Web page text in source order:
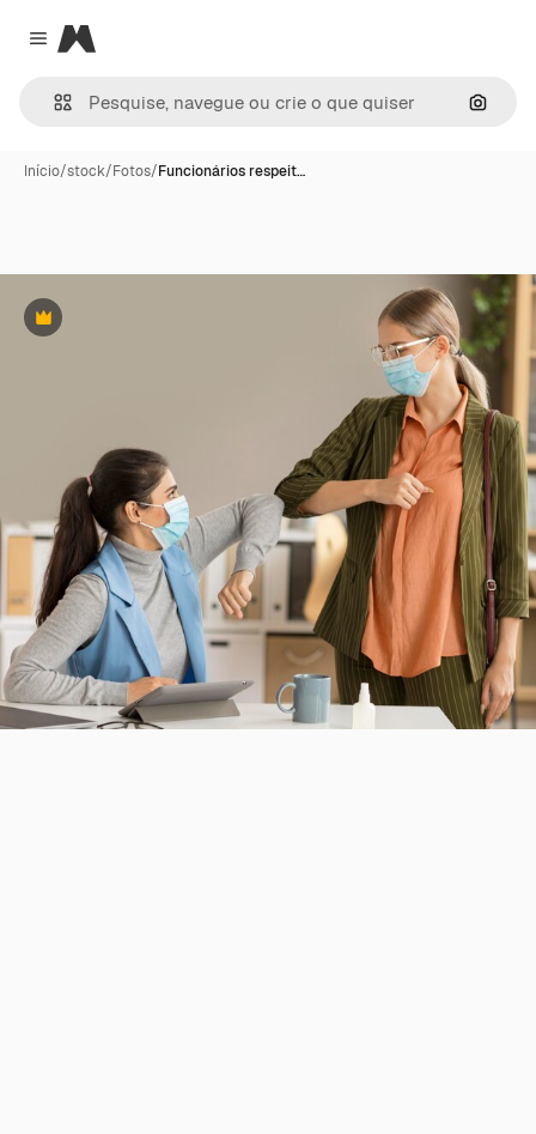
Close menu
Magnific
Início/stock/Fotos/Funcionários respeit…
Premium